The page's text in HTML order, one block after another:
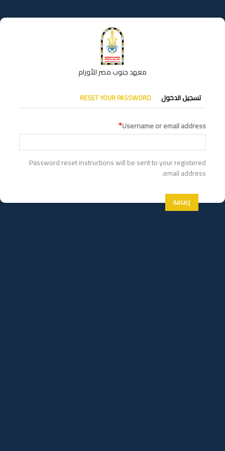
إلى
المحتوى
معهد جنوب مصر للأورام
التبويبات
الأساسية
تسجيل الدخول RESET YOUR PASSWORD
Username or email address
Password reset instructions will be sent to your registered
email address.